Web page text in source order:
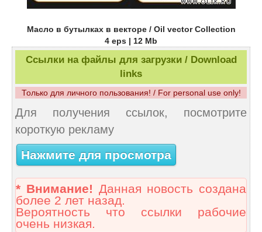
Масло в бутылках в векторе / Oil vector Collection
4 eps | 12 Mb
Ссылки на файлы для загрузки / Download
links
Только для личного пользования! / For personal use only!
Для получения ссылок, посмотрите
короткую рекламу
Нажмите для просмотра
* Внимание! Данная новость создана
более 2 лет назад.
Вероятность что ссылки рабочие
очень низкая.